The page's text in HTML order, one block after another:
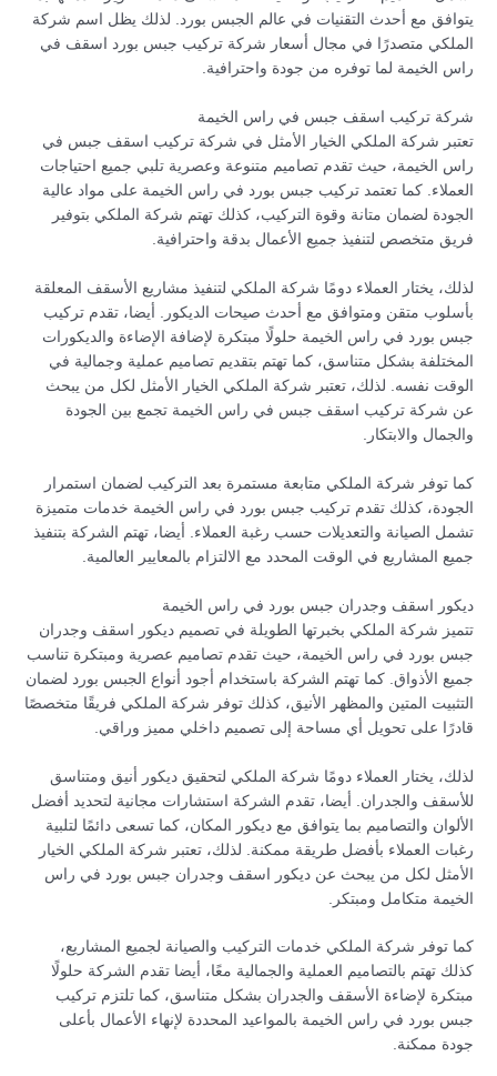
يتوافق مع أحدث التقنيات في عالم الجبس بورد. لذلك يظل اسم شركة
الملكي متصدرًا في مجال أسعار شركة تركيب جبس بورد اسقف في
راس الخيمة لما توفره من جودة واحترافية.
شركة تركيب اسقف جبس في راس الخيمة
تعتبر شركة الملكي الخيار الأمثل في شركة تركيب اسقف جبس في
راس الخيمة، حيث تقدم تصاميم متنوعة وعصرية تلبي جميع احتياجات
العملاء. كما تعتمد تركيب جبس بورد في راس الخيمة على مواد عالية
الجودة لضمان متانة وقوة التركيب، كذلك تهتم شركة الملكي بتوفير
فريق متخصص لتنفيذ جميع الأعمال بدقة واحترافية.
لذلك، يختار العملاء دومًا شركة الملكي لتنفيذ مشاريع الأسقف المعلقة
بأسلوب متقن ومتوافق مع أحدث صيحات الديكور. أيضا، تقدم تركيب
جبس بورد في راس الخيمة حلولًا مبتكرة لإضافة الإضاءة والديكورات
المختلفة بشكل متناسق، كما تهتم بتقديم تصاميم عملية وجمالية في
الوقت نفسه. لذلك، تعتبر شركة الملكي الخيار الأمثل لكل من يبحث
عن شركة تركيب اسقف جبس في راس الخيمة تجمع بين الجودة
والجمال والابتكار.
كما توفر شركة الملكي متابعة مستمرة بعد التركيب لضمان استمرار
الجودة، كذلك تقدم تركيب جبس بورد في راس الخيمة خدمات متميزة
تشمل الصيانة والتعديلات حسب رغبة العملاء. أيضا، تهتم الشركة بتنفيذ
جميع المشاريع في الوقت المحدد مع الالتزام بالمعايير العالمية.
ديكور اسقف وجدران جبس بورد في راس الخيمة
تتميز شركة الملكي بخبرتها الطويلة في تصميم ديكور اسقف وجدران
جبس بورد في راس الخيمة، حيث تقدم تصاميم عصرية ومبتكرة تناسب
جميع الأذواق. كما تهتم الشركة باستخدام أجود أنواع الجبس بورد لضمان
التثبيت المتين والمظهر الأنيق، كذلك توفر شركة الملكي فريقًا متخصصًا
قادرًا على تحويل أي مساحة إلى تصميم داخلي مميز وراقي.
لذلك، يختار العملاء دومًا شركة الملكي لتحقيق ديكور أنيق ومتناسق
للأسقف والجدران. أيضا، تقدم الشركة استشارات مجانية لتحديد أفضل
الألوان والتصاميم بما يتوافق مع ديكور المكان، كما تسعى دائمًا لتلبية
رغبات العملاء بأفضل طريقة ممكنة. لذلك، تعتبر شركة الملكي الخيار
الأمثل لكل من يبحث عن ديكور اسقف وجدران جبس بورد في راس
الخيمة متكامل ومبتكر.
كما توفر شركة الملكي خدمات التركيب والصيانة لجميع المشاريع،
كذلك تهتم بالتصاميم العملية والجمالية معًا، أيضا تقدم الشركة حلولًا
مبتكرة لإضاءة الأسقف والجدران بشكل متناسق، كما تلتزم تركيب
جبس بورد في راس الخيمة بالمواعيد المحددة لإنهاء الأعمال بأعلى
جودة ممكنة.